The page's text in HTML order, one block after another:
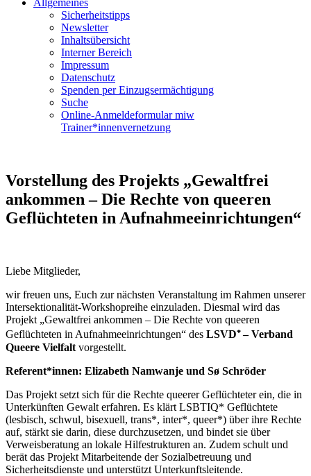
Allgemeines
Sicherheitstipps
Newsletter
Inhaltsübersicht
Interner Bereich
Impressum
Datenschutz
Spenden per Einzugsermächtigung
Suche
Online-Anmeldeformular miw
Trainer*innenvernetzung
Vorstellung des Projekts „Gewaltfrei
ankommen – Die Rechte von queeren
Geflüchteten in Aufnahmeeinrichtungen“
Liebe Mitglieder,
wir freuen uns, Euch zur nächsten Veranstaltung im Rahmen unserer
Intersektionalität-Workshopreihe einzuladen. Diesmal wird das
Projekt „Gewaltfrei ankommen – Die Rechte von queeren
Geflüchteten in Aufnahmeeinrichtungen“ des LSVD⁺ – Verband
Queere Vielfalt vorgestellt.
Referent*innen: Elizabeth Namwanje und Sø Schröder
Das Projekt setzt sich für die Rechte queerer Geflüchteter ein, die in
Unterkünften Gewalt erfahren. Es klärt LSBTIQ* Geflüchtete
(lesbisch, schwul, bisexuell, trans*, inter*, queer*) über ihre Rechte
auf, stärkt sie darin, diese durchzusetzen, und bindet sie über
Verweisberatung an lokale Hilfestrukturen an. Zudem schult und
berät das Projekt Mitarbeitende der Sozialbetreuung und
Sicherheitsdienste und unterstützt Unterkunftsleitende.